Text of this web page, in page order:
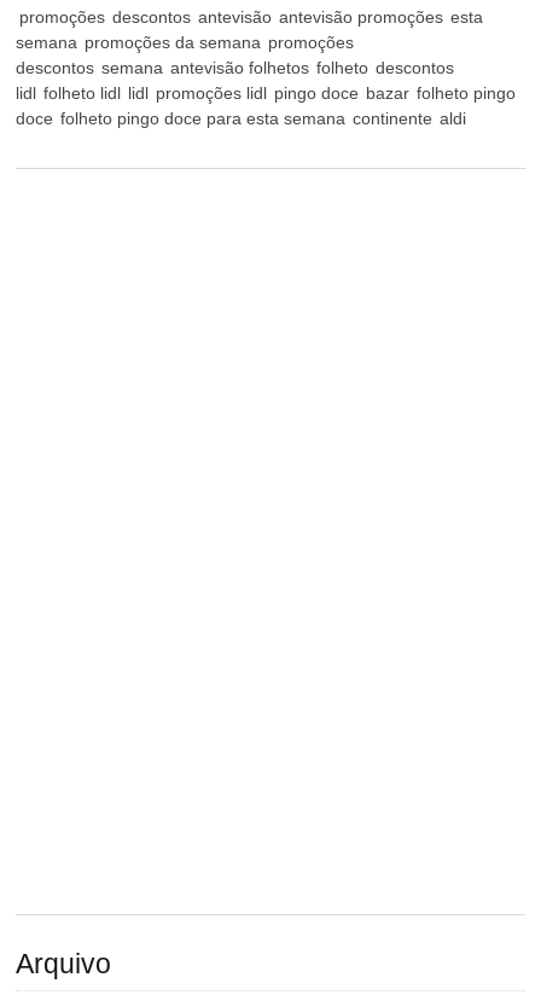
promoções descontos antevisão antevisão promoções esta
semana promoções da semana promoções
descontos semana antevisão folhetos folheto descontos
lidl folheto lidl lidl promoções lidl pingo doce bazar folheto pingo
doce folheto pingo doce para esta semana continente aldi
Arquivo